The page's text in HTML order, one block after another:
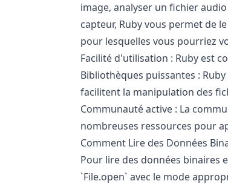
image, analyser un fichier
capteur, Ruby vous permet de
pour lesquelles vous pourriez
Facilité d'utilisation : Ruby est
Bibliothèques puissantes :
facilitent la manipulation des
Communauté active : La
nombreuses ressources pour
Comment Lire des Données
Pour lire des données binaires
`File.open` avec le mode